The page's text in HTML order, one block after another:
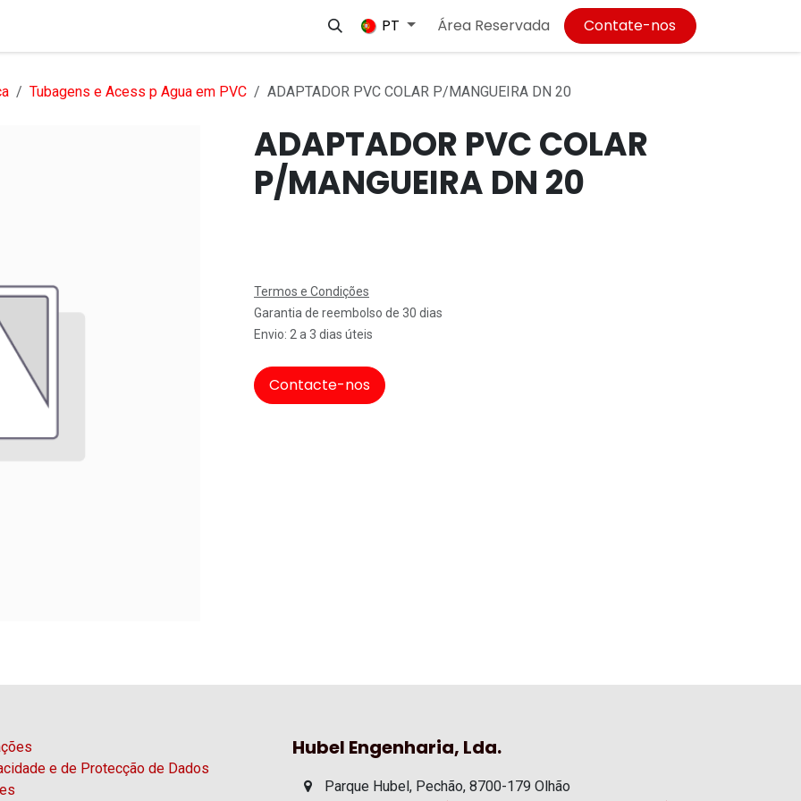
Empregos
PT Área Reservada Contate-nos
Tubagens e Acess p Agua em PVC ADAPTADOR PVC COLAR P/MANGUEIRA DN 20
ADAPTADOR PVC COLAR
P/MANGUEIRA DN 20
Termos e Condições
Garantia de reembolso de 30 dias
Envio: 2 a 3 dias úteis
Contacte-nos
Hubel Engenharia, Lda.
Parque Hubel, Pechão, 8700-179 Olhão
e de Protecção de Dados